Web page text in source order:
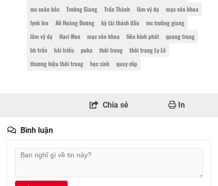
mc xuân bắc
Trường Giang Trấn Thành lâm vỹ dạ
mạc văn khoa
lynk lee
Ali Hoàng Dương kỳ tài thách đấu
mc trường giang
lâm vỹ dạ
Hari Won mạc văn khoa liên bỉnh phát
quang trung
bb trần
hải triều puka thời trang
thời trang Ly Lê
thương hiệu thời trang
học sinh quay clip
Chia sẻ In
Bình luận